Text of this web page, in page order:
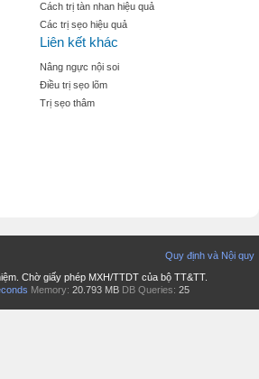
Cách trị tàn nhan hiệu quả
Các trị sẹo hiệu quả
Liên kết khác
Nâng ngực nội soi
Điều trị sẹo lõm
Trị sẹo thâm
Quy định và Nội quy
Chờ giấy phép MXH/TTDT của bộ TT&TT.
Memory: 20.793 MB DB Queries: 25